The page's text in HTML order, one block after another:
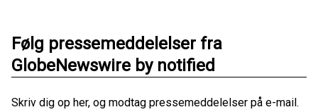
Følg pressemeddelelser fra
GlobeNewswire by notified
Skriv dig op her, og modtag pressemeddelelser på e-mail.